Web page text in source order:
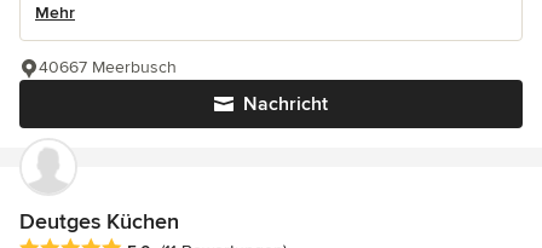
Mehr
Nachricht
40667 Meerbusch
Deutges Küchen